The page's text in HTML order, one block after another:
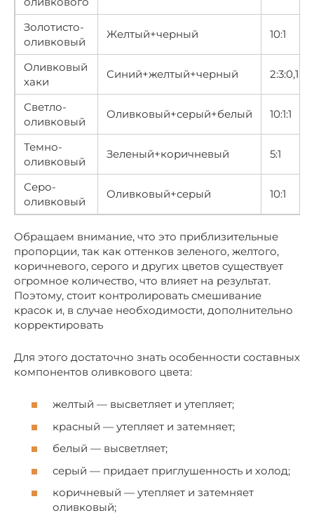
Золотисто-
оливковый
Желтый+черный 10:1
Оливковый
хаки
Синий+желтый+черный 2:3:0,1
Светло-
оливковый
Оливковый+серый+белый 10:1:1
Темно-
оливковый
Зеленый+коричневый 5:1
Серо-
оливковый
Оливковый+серый 10:1
Обращаем внимание, что это приблизительные
пропорции, так как оттенков зеленого, желтого,
коричневого, серого и других цветов существует
огромное количество, что влияет на результат.
Поэтому, стоит контролировать смешивание
красок и, в случае необходимости, дополнительно
корректировать
Для этого достаточно знать особенности составных
компонентов оливкового цвета:
желтый — высветляет и утепляет;
красный — утепляет и затемняет;
белый — высветляет;
серый — придает приглушенность и холод;
коричневый — утепляет и затемняет
оливковый;